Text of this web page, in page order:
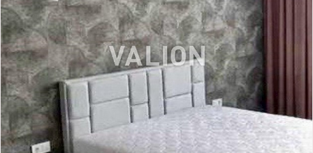
развязка маршруток